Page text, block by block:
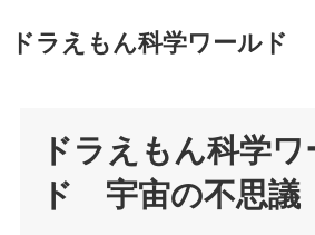
ドラえもん科学ワールド
ドラえもん科学ワ
ド 宇宙の不思議